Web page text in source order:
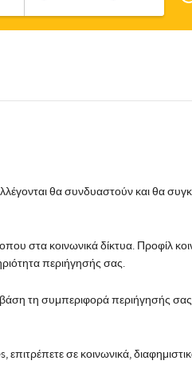
Turkish
θα συνδυαστούν και θα
στα κοινωνικά δίκτυα. Προφίλ
περιήγησής σας.
τη συμπεριφορά περιήγησής
σε κοινωνικά,